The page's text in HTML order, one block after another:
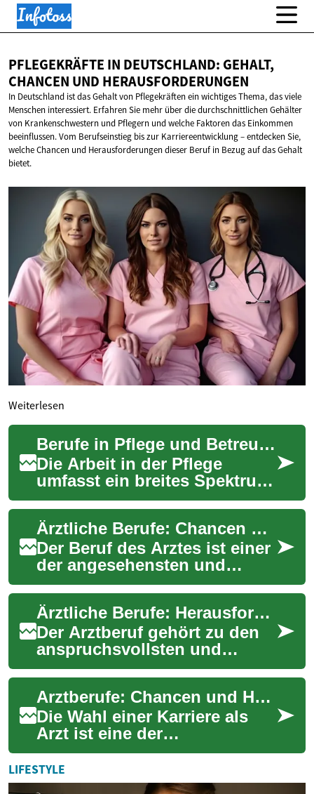
PFLEGEKRÄFTE IN DEUTSCHLAND: GEHALT,
CHANCEN UND HERAUSFORDERUNGEN
In Deutschland ist das Gehalt von Pflegekräften ein wichtiges Thema, das viele
Menschen interessiert. Erfahren Sie mehr über die durchschnittlichen Gehälter
von Krankenschwestern und Pflegern und welche Faktoren das Einkommen
beeinflussen. Vom Berufseinstieg bis zur Karriereentwicklung – entdecken Sie,
welche Chancen und Herausforderungen dieser Beruf in Bezug auf das Gehalt
bietet.
Weiterlesen
Berufe in Pflege und Betreuung: Chancen für Pflegekräfte
Die Arbeit in der Pflege
umfasst ein breites Spektrum
an Tätigkeiten im
Gesundheitswesen und bietet
vielfältige Einsa...
Ärztliche Berufe: Chancen und Herausforderungen im Gesundheitswesen
Der Beruf des Arztes ist einer
der angesehensten und
wichtigsten in unserer
Gesellschaft. Ärzte spielen
eine entschei...
Ärztliche Berufe: Herausforderungen und Chancen im Gesundheitswesen
Der Arztberuf gehört zu den
anspruchsvollsten und
verantwortungsvollsten
Tätigkeiten überhaupt. Ärzte
spielen eine en...
Arztberufe: Chancen und Herausforderungen im deutschen Gesundheitssystem
Die Wahl einer Karriere als
Arzt ist eine der
anspruchsvollsten und
zugleich erfüllendsten
Entscheidungen, die man tr...
LIFESTYLE